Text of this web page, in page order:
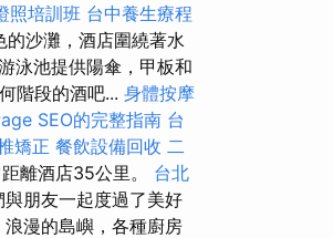
照培訓班 台中養生療程
沙灘，酒店圍繞著水
泳池提供陽傘，甲板和
階段的酒吧... 身體按摩
SEO的完整指南 台
矯正 餐飲設備回收 二
離酒店35公里。 台北
朋友一起度過了美好
漫的島嶼，各種廚房